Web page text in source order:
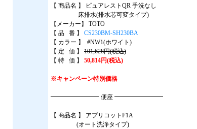
【 商品名 】 ピュアレストQR 手洗なし
床排水(排水芯可変タイプ)
【メーカー】 TOTO
【 品 番 】 CS230BM-SH230BA
【 カラー 】 #NW1(ホワイト)
【 定 価 】 101,628円(税込)
【 特 価 】 50,814円(税込)
※キャンペーン特別価格
━━━━━━━━ 便座 ━━━━━━━━
【 商品名 】 アプリコットF1A
(オート洗浄タイプ)